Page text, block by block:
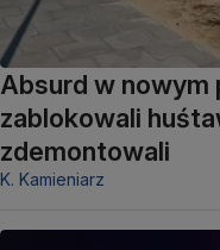
Absurd w nowym
zablokowali
zdemontowali
K. Kamieniarz